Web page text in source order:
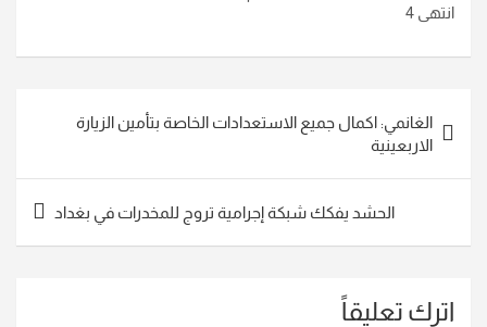
انتهى 4
المقالات
الغانمي: اكمال جميع الاستعدادات الخاصة بتأمين الزيارة
الاربعينية
الحشد يفكك شبكة إجرامية تروج للمخدرات في بغداد
اترك تعليقاً